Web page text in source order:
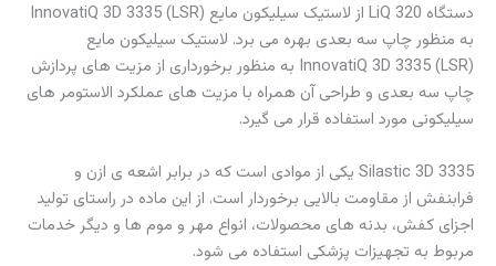
دستگاه LiQ 320 از لاستیک سیلیکون مایع InnovatiQ 3D 3335 (LSR)
به منظور چاپ سه بعدی بهره می برد. لاستیک سیلیکون مایع
InnovatiQ 3D 3335 (LSR) به منظور برخورداری از مزیت های پردازش
چاپ سه بعدی و طراحی آن همراه با مزیت های عملکرد الاستومر های
سیلیکونی مورد استفاده قرار می گیرد.
Silastic 3D 3335 یکی از موادی است که در برابر اشعه ی ازن و
فرابنفش از مقاومت بالایی برخوردار است. از این ماده در راستای تولید
اجزای کفش، بدنه های محصولات، انواع مهر و موم ها و دیگر خدمات
مربوط به تجهیزات پزشکی استفاده می شود.